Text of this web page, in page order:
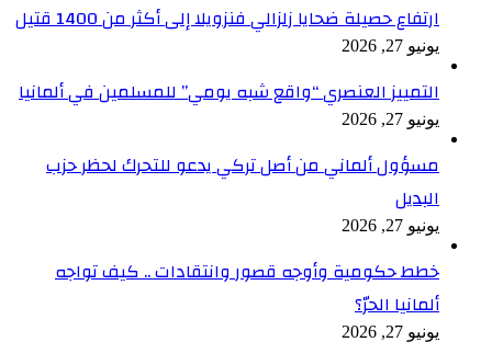
ارتفاع حصيلة ضحايا زلزالي فنزويلا إلى أكثر من 1400 قتيل
يونيو 27, 2026
التمييز العنصري “واقع شبه يومي” للمسلمين في ألمانيا
يونيو 27, 2026
مسؤول ألماني من أصل تركي يدعو للتحرك لحظر حزب
البديل
يونيو 27, 2026
خطط حكومية وأوجه قصور وانتقادات .. كيف تواجه
ألمانيا الحرّ؟
يونيو 27, 2026